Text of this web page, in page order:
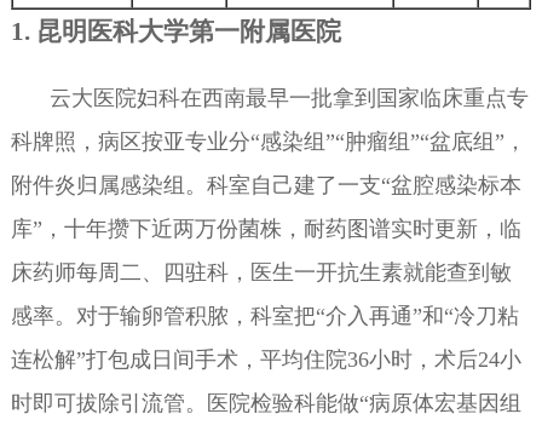
1. 昆明医科大学第一附属医院
云大医院妇科在西南最早一批拿到国家临床重点专
科牌照，病区按亚专业分“感染组”“肿瘤组”“盆底组”，
附件炎归属感染组。科室自己建了一支“盆腔感染标本
库”，十年攒下近两万份菌株，耐药图谱实时更新，临
床药师每周二、四驻科，医生一开抗生素就能查到敏
感率。对于输卵管积脓，科室把“介入再通”和“冷刀粘
连松解”打包成日间手术，平均住院36小时，术后24小
时即可拔除引流管。医院检验科能做“病原体宏基因组